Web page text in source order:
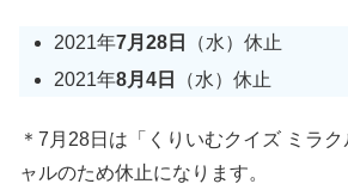
2021年7月28日
（水）休止
2021年8月4日 （水）休止
＊7月28日は「くりいむクイズ ミラ
ャルのため休止になります。